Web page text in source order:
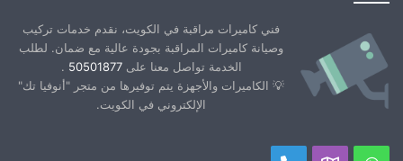
فني كاميرات مراقبة في الكويت، نقدم خدمات تركيب
وصيانة كاميرات المراقبة بجودة عالية مع ضمان. لطلب
الخدمة تواصل معنا على50501877
.
💡 الكاميرات والأجهزة يتم توفيرها من متجر "أنوفيا تك"
الإلكتروني في الكويت.